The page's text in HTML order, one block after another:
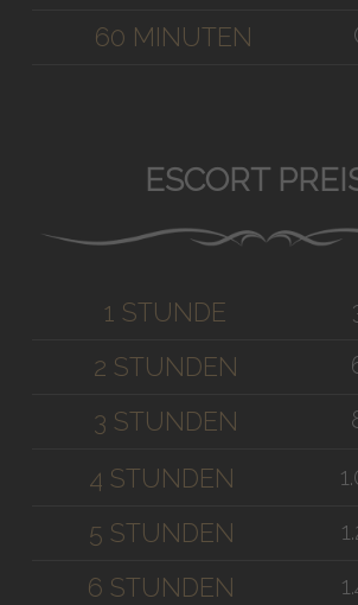
60 MINUTEN
ESCORT
1 STUNDE
2 STUNDEN
3 STUNDEN
4 STUNDEN
5 STUNDEN
6 STUNDEN